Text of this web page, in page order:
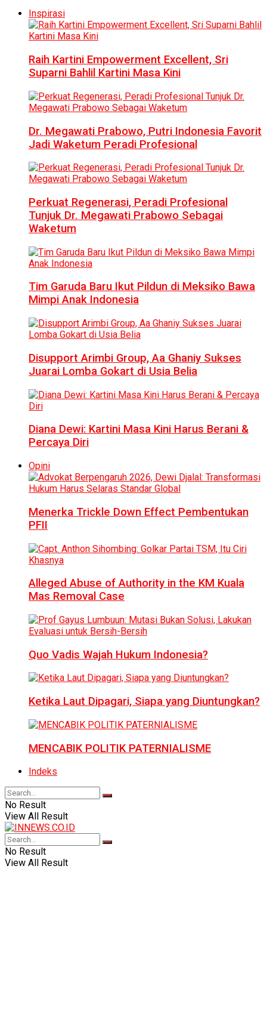
Inspirasi
Raih Kartini Empowerment Excellent, Sri
Suparni Bahlil Kartini Masa Kini
Dr. Megawati Prabowo, Putri Indonesia Favorit
Jadi Waketum Peradi Profesional
Perkuat Regenerasi, Peradi Profesional
Tunjuk Dr. Megawati Prabowo Sebagai
Waketum
Tim Garuda Baru Ikut Pildun di Meksiko Bawa
Mimpi Anak Indonesia
Disupport Arimbi Group, Aa Ghaniy Sukses
Juarai Lomba Gokart di Usia Belia
Diana Dewi: Kartini Masa Kini Harus Berani &
Percaya Diri
Opini
Menerka Trickle Down Effect Pembentukan
PFII
Alleged Abuse of Authority in the KM Kuala
Mas Removal Case
Quo Vadis Wajah Hukum Indonesia?
Ketika Laut Dipagari, Siapa yang Diuntungkan?
MENCABIK POLITIK PATERNIALISME
Indeks
No Result
View All Result
No Result
View All Result